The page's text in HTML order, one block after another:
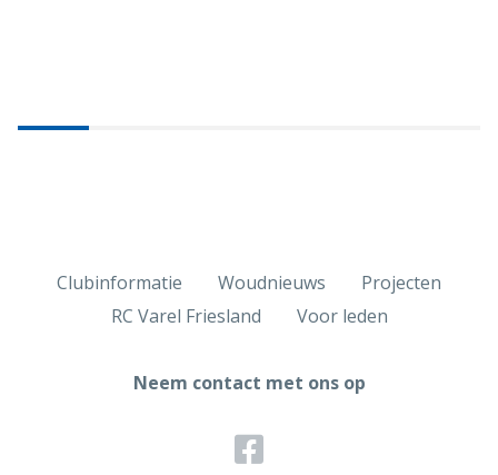
Clubinformatie Woudnieuws
Projecten
RC Varel Friesland
Voor leden
Neem contact met ons op